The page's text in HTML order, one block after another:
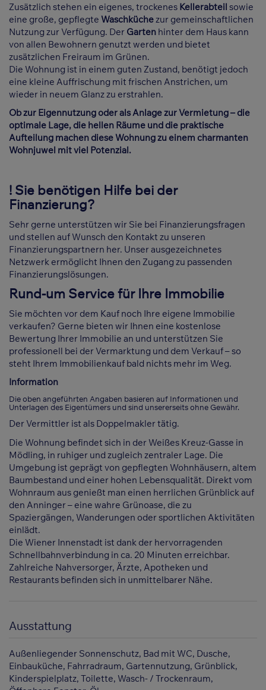
Zusätzlich stehen ein eigenes, trockenes Kellerabteil sowie
eine große, gepflegte Waschküchezur gemeinschaftlichen
Nutzung zur Verfügung. Der Garten hinter dem Haus kann
von allen Bewohnern genutzt werden und bietet
zusätzlichen Freiraum im Grünen.
Die Wohnung ist in einem guten Zustand, benötigt jedoch
eine kleine Auffrischung mit frischen Anstrichen, um
wieder in neuem Glanz zu erstrahlen.
Ob zur Eigennutzung oder als Anlage zur Vermietung – die
optimale Lage, die hellen Räume und die praktische
Aufteilung machen diese Wohnung zu einem charmanten
Wohnjuwel mit viel Potenzial.
! Sie benötigen Hilfe bei der
Finanzierung?
Sehr gerne unterstützen wir Sie bei Finanzierungsfragen
und stellen auf Wunsch den Kontakt zu unseren
Finanzierungspartnern her. Unser ausgezeichnetes
Netzwerk ermöglicht Ihnen den Zugang zu passenden
Finanzierungslösungen.
Rund-um Service für Ihre Immobilie
Sie möchten vor dem Kauf noch Ihre eigene Immobilie
verkaufen? Gerne bieten wir Ihnen eine kostenlose
Bewertung Ihrer Immobilie an und unterstützen Sie
professionell bei der Vermarktung und dem Verkauf – so
steht Ihrem Immobilienkauf bald nichts mehr im Weg.
Information
Die oben angeführten Angaben basieren auf Informationen und
Unterlagen des Eigentümers und sind unsererseits ohne Gewähr.
Der Vermittler ist als Doppelmakler tätig.
Die Wohnung befindet sich in der Weißes Kreuz-Gasse in
Mödling, in ruhiger und zugleich zentraler Lage. Die
Umgebung ist geprägt von gepflegten Wohnhäusern, altem
Baumbestand und einer hohen Lebensqualität. Direkt vom
Wohnraum aus genießt man einen herrlichen Grünblick auf
den Anninger – eine wahre Grünoase, die zu
Spaziergängen, Wanderungen oder sportlichen Aktivitäten
einlädt.
Die Wiener Innenstadt ist dank der hervorragenden
Schnellbahnverbindung in ca. 20 Minuten erreichbar.
Zahlreiche Nahversorger, Ärzte, Apotheken und
Restaurants befinden sich in unmittelbarer Nähe.
Ausstattung
Außenliegender Sonnenschutz Bad mit WC Dusche
Einbauküche Fahrradraum Gartennutzung Grünblick
Kinderspielplatz Toilette Wasch- / Trockenraum